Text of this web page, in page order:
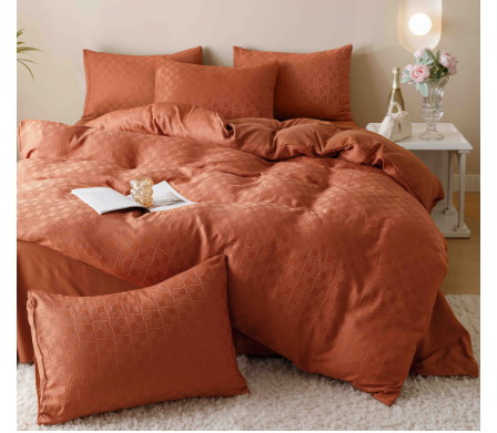
Cearceaf normal
Lenjerii De Pat Creponate
Lenjerii De Pat Bumbac Poplin 2
Persoane
Lenjerii De Pat Bumbac Poplin,
Matlasate, 2 Persoane
Lenjerii De Pat Bumbac Satinat 2
Persoane
Lenjerii De Pat Volanase
Lenjerii De Pat, Finet Premium 3D,
2 Persoane
Lenjerii De Pat Jacquard
Lenjerii De Pat Catifea